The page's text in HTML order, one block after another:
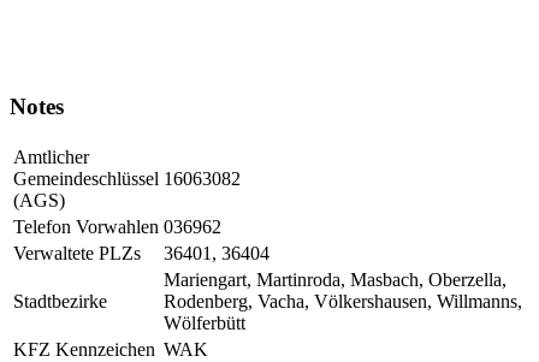
Notes
Amtlicher
Gemeindeschlüssel
(AGS)
16063082
Telefon Vorwahlen 036962
Verwaltete PLZs
36401, 36404
Stadtbezirke
Mariengart, Martinroda, Masbach, Oberzella,
Rodenberg, Vacha, Völkershausen, Willmanns,
Wölferbütt
KFZ Kennzeichen WAK